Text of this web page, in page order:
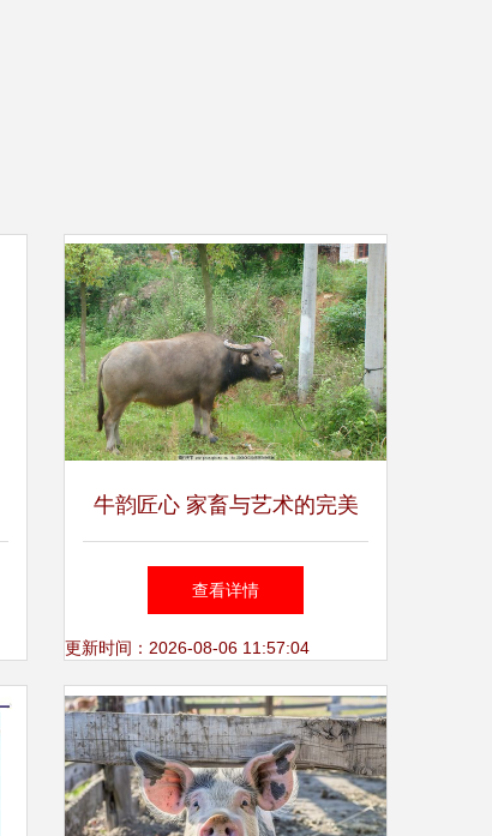
牛韵匠心 家畜与艺术的完美
融合
查看详情
更新时间：2026-08-06 11:57:04